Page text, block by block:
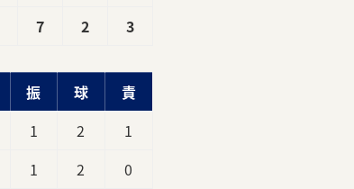
7 2 3
振 球
責
1 2
1
1 2
0